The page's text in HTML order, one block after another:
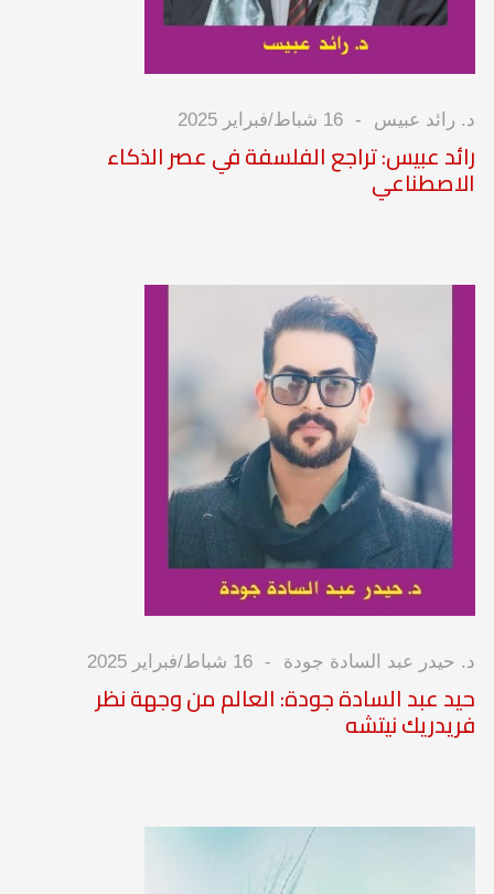
د. رائد عبيس 16 شباط/فبراير 2025
رائد عبيس: تراجع الفلسفة في عصر الذكاء
الاصطناعي
د. حيدر عبد السادة جودة 16 شباط/فبراير 2025
حيد عبد السادة جودة: العالم من وجهة نظر
فريدريك نيتشه